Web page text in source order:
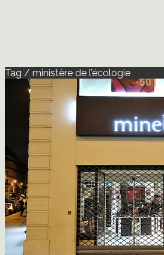
Tag / ministère de l’écologie